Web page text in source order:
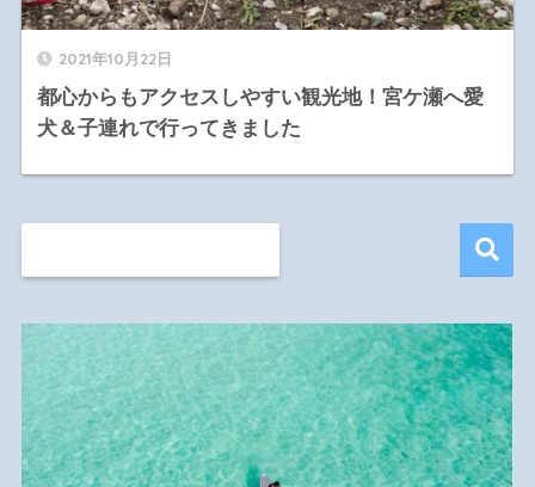
2021年10月22日
都心からもアクセスしやすい観光地！宮ケ瀬へ愛
犬＆子連れで行ってきました